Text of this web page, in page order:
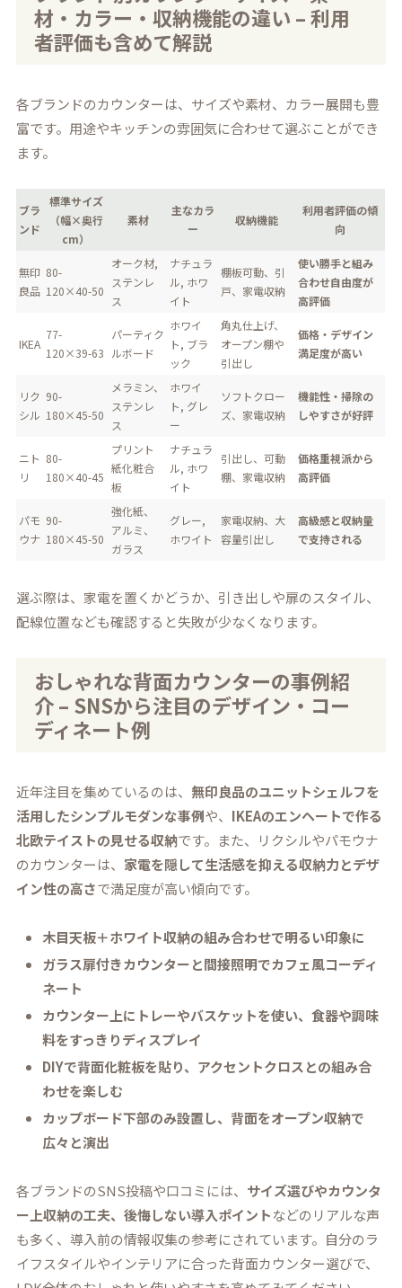
材・カラー・収納機能の違い – 利用
者評価も含めて解説
各ブランドのカウンターは、サイズや素材、カラー展開も豊
富です。用途やキッチンの雰囲気に合わせて選ぶことができ
ます。
ブラ
ンド
標準サイズ
（幅×奥行
cm）
素材
主なカラ
ー
収納機能
利用者評価の傾
向
無印
良品
80-
120×40-50
オーク材,
ステンレ
ス
ナチュラ
ル, ホワ
イト
棚板可動、引
戸、家電収納
使い勝手と組み
合わせ自由度が
高評価
IKEA
77-
120×39-63
パーティク
ルボード
ホワイ
ト, ブラ
ック
角丸仕上げ、
オープン棚や
引出し
価格・デザイン
満足度が高い
リク
シル
90-
180×45-50
メラミン、
ステンレ
ス
ホワイ
ト, グレ
ー
ソフトクロー
ズ、家電収納
機能性・掃除の
しやすさが好評
ニト
リ
80-
180×40-45
プリント
紙化粧合
板
ナチュラ
ル, ホワ
イト
引出し、可動
棚、家電収納
価格重視派から
高評価
パモ
ウナ
90-
180×45-50
強化紙、
アルミ、
ガラス
グレー,
ホワイト
家電収納、大
容量引出し
高級感と収納量
で支持される
選ぶ際は、家電を置くかどうか、引き出しや扉のスタイル、
配線位置なども確認すると失敗が少なくなります。
おしゃれな背面カウンターの事例紹
介 – SNSから注目のデザイン・コー
ディネート例
近年注目を集めているのは、 無印良品のユニットシェルフを
活用したシンプルモダンな事例や、 IKEAのエンヘートで作る
北欧テイストの見せる収納です。また、リクシルやパモウナ
のカウンターは、 家電を隠して生活感を抑える収納力とデザ
イン性の高さで満足度が高い傾向です。
木目天板＋ホワイト収納の組み合わせで明るい印象に
ガラス扉付きカウンターと間接照明でカフェ風コーディ
ネート
カウンター上にトレーやバスケットを使い、食器や調味
料をすっきりディスプレイ
DIYで背面化粧板を貼り、アクセントクロスとの組み合
わせを楽しむ
カップボード下部のみ設置し、背面をオープン収納で
広々と演出
各ブランドのSNS投稿や口コミには、 サイズ選びやカウンタ
ー上収納の工夫、後悔しない導入ポイントなどのリアルな声
も多く、導入前の情報収集の参考にされています。自分のラ
イフスタイルやインテリアに合った背面カウンター選びで、